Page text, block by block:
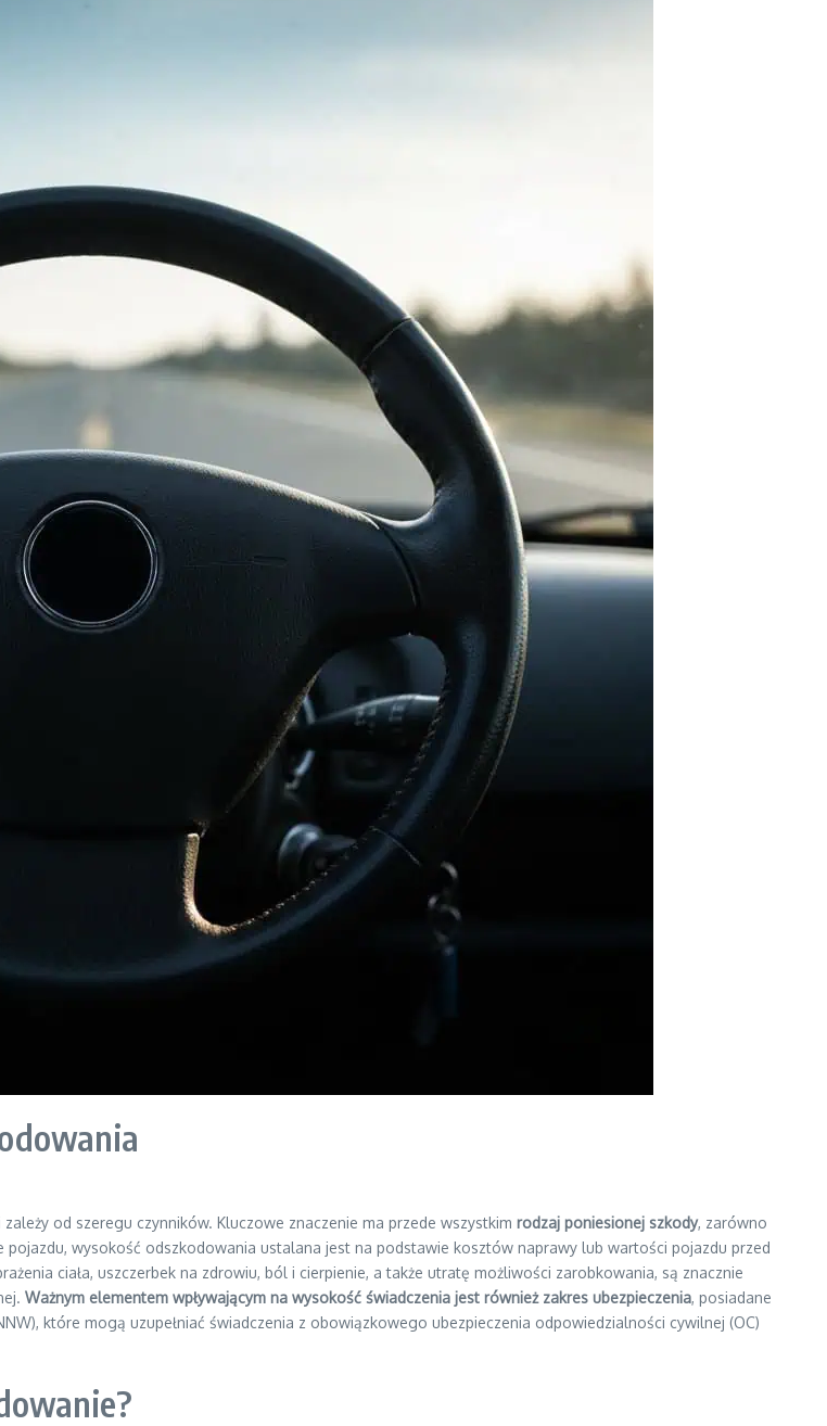
od szeregu czynników. Kluczowe znaczenie ma przede wszystkim rodzaj poniesionej szkody, zarówno
wysokość odszkodowania ustalana jest na podstawie kosztów naprawy lub wartości pojazdu przed
ciała, uszczerbek na zdrowiu, ból i cierpienie, a także utratę możliwości zarobkowania, są znacznie
Ważnym elementem wpływającym na wysokość świadczenia jest również zakres ubezpieczenia, posiadane
które mogą uzupełniać świadczenia z obowiązkowego ubezpieczenia odpowiedzialności cywilnej (OC)